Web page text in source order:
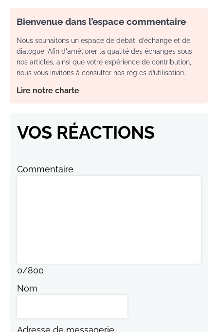
Bienvenue dans l’espace commentaire
Nous souhaitons un espace de débat, d’échange et de
dialogue. Afin d'améliorer la qualité des échanges sous
nos articles, ainsi que votre expérience de contribution,
nous vous invitons à consulter nos règles d’utilisation.
Lire notre charte
VOS RÉACTIONS
Commentaire
0/800
Nom
Adresse de messagerie